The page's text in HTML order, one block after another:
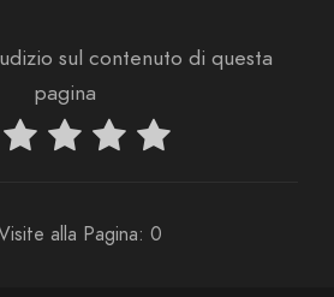
sul contenuto di questa
pagina
alla Pagina: 0